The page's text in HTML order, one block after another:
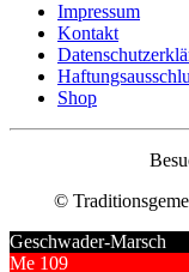
Impressum
Kontakt
Shop
©
Geschwader-Marsch
Me 109